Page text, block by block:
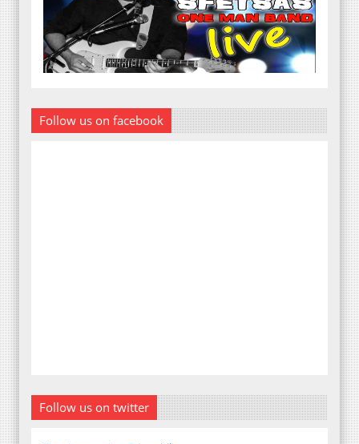
Follow us on facebook
Follow us on twitter